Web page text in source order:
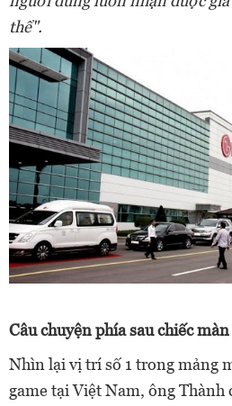
thể".
Câu chuyện phía sau chiếc
Nhìn lại vị trí số 1 trong mảng
game tại Việt Nam, ông Thành